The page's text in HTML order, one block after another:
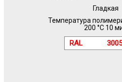
Гладкая
Температура
200 °C 10
RAL 3005